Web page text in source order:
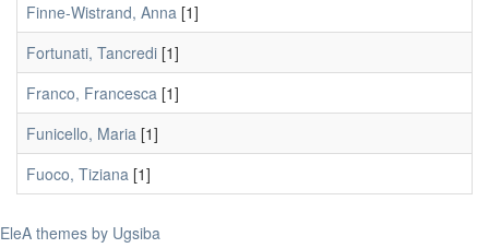
Finne-Wistrand, Anna [1]
Fortunati, Tancredi [1]
Franco, Francesca [1]
Funicello, Maria [1]
Fuoco, Tiziana [1]
EleA themes by Ugsiba